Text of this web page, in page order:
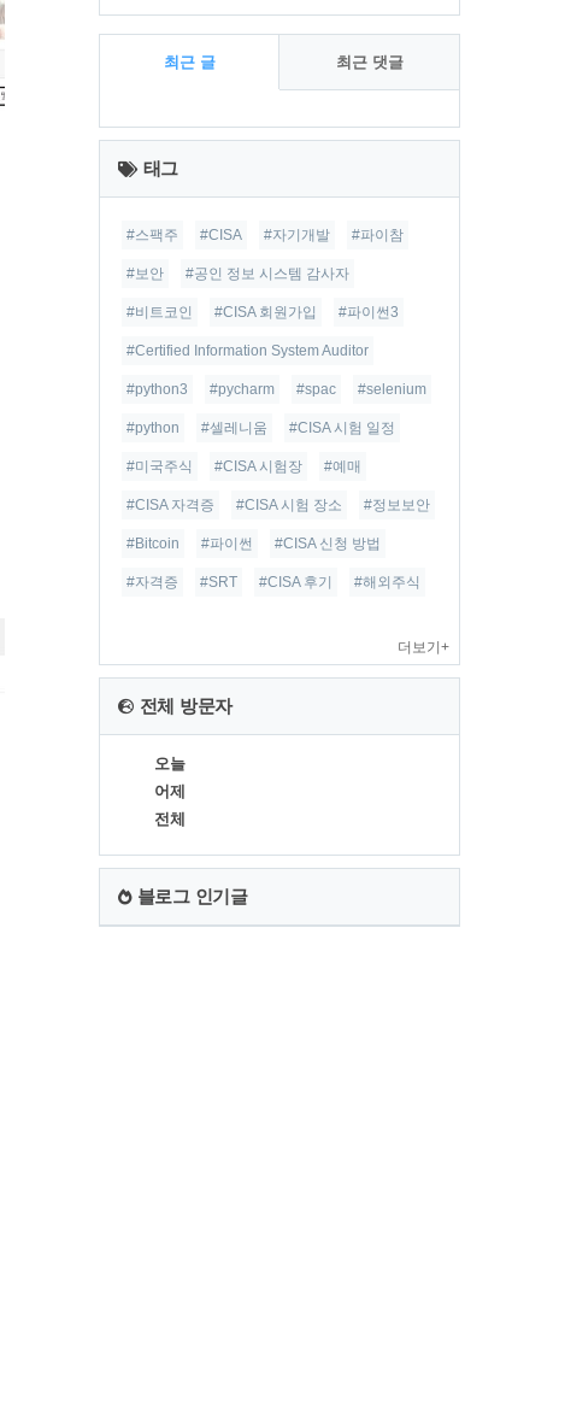
최근 글 최근 댓글
최
근
글
태그
#스팩주 #CISA #자기개발 #파이참
#보안 #공인 정보 시스템 감사자
#비트코인 #CISA 회원가입 #파이썬3
#Certified Information System Auditor
#python3 #pycharm #spac #selenium
#python #셀레니움 #CISA 시험 일정
#미국주식 #CISA 시험장 #예매
#CISA 자격증 #CISA 시험 장소 #정보보안
#Bitcoin #파이썬 #CISA 신청 방법
#자격증 #SRT #CISA 후기 #해외주식
더보기+
전체 방문자
오늘
어제
전체
블로그 인기글